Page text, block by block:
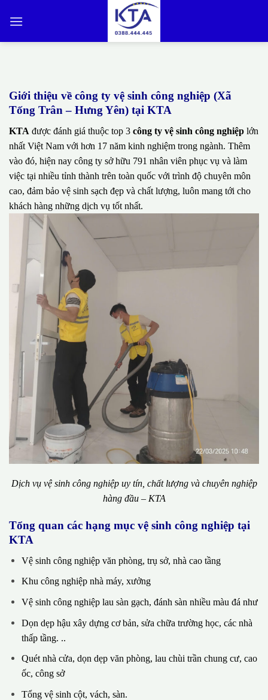
qua
Giới thiệu về công ty vệ sinh công nghiệp (Xã
Tống Trân – Hưng Yên) tại KTA
KTA được đánh giá thuộc top 3 công ty vệ sinh công nghiệp lớn
nhất Việt Nam với hơn 17 năm kinh nghiệm trong ngành. Thêm
vào đó, hiện nay công ty sở hữu 791 nhân viên phục vụ và làm
việc tại nhiều tỉnh thành trên toàn quốc với trình độ chuyên môn
cao, đảm bảo vệ sinh sạch đẹp và chất lượng, luôn mang tới cho
khách hàng những dịch vụ tốt nhất.
Dịch vụ vệ sinh công nghiệp uy tín, chất lượng và chuyên nghiệp
hàng đầu – KTA
Tổng quan các hạng mục vệ sinh công nghiệp tại
KTA
Vệ sinh công nghiệp văn phòng, trụ sở, nhà cao tầng
Khu công nghiệp nhà máy, xưởng
Vệ sinh công nghiệp lau sàn gạch, đánh sàn nhiều màu đá như
Dọn dẹp hậu xây dựng cơ bản, sửa chữa trường học, các nhà
thấp tầng. ..
Quét nhà cửa, dọn dẹp văn phòng, lau chùi trần chung cư, cao
ốc, công sở
Tổng vệ sinh cột, vách, sàn.